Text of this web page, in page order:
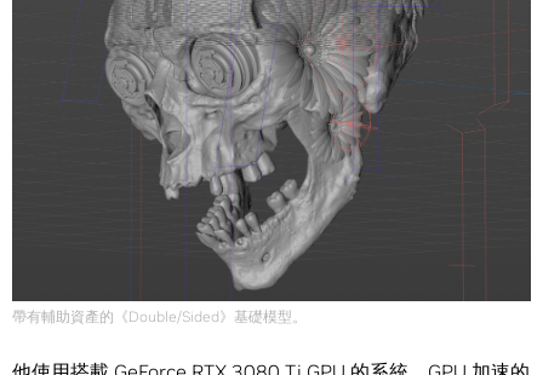
帶有輔助資產的《Double/Sided》基礎模型。